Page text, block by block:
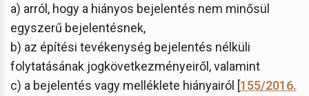
a) arról, hogy a hiányos bejelentés nem minősül
egyszerű bejelentésnek,
b) az építési tevékenység bejelentés nélküli
folytatásának jogkövetkezményeiről, valamint
c) a bejelentés vagy melléklete hiányairól [155/2016.